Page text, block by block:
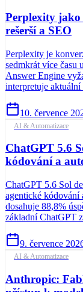
Perplexity jako
rešerší a SEO
Perplexity je
sedmkrát více času
Answer Engine
interpretuje aktuální
10. července
AI & Automatizace
ChatGPT 5.6
kódování a
ChatGPT 5.6 Sol
agentické
dosahuje 88,8%
základní ChatGPT
9. července
AI & Automatizace
Anthropic: